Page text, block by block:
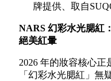
牌提供、取自
NARS 幻彩水光腮紅
絕美紅暈
2026 年的妝容核心
「幻彩水光腮紅」無